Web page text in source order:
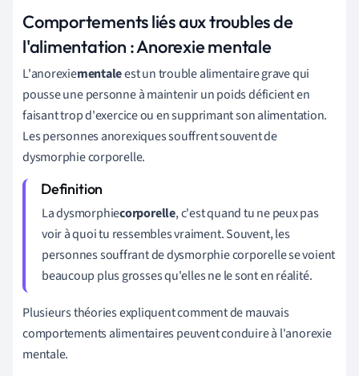
Comportements liés aux troubles de
l'alimentation : Anorexie mentale
L'anorexiementaleest un trouble alimentaire grave qui
pousse une personne à maintenir un poids déficient en
faisant trop d'exercice ou en supprimant son alimentation.
Les personnes anorexiques souffrent souvent de
dysmorphie corporelle.
La dysmorphiecorporelle, c'est quand tu ne peux pas
voir à quoi tu ressembles vraiment. Souvent, les
personnes souffrant de dysmorphie corporelle se voient
beaucoup plus grosses qu'elles ne le sont en réalité.
Plusieurs théories expliquent comment de mauvais
comportements alimentaires peuvent conduire à l'anorexie
mentale.